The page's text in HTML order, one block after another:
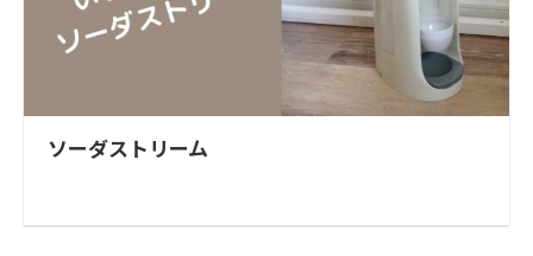
ソーダストリーム